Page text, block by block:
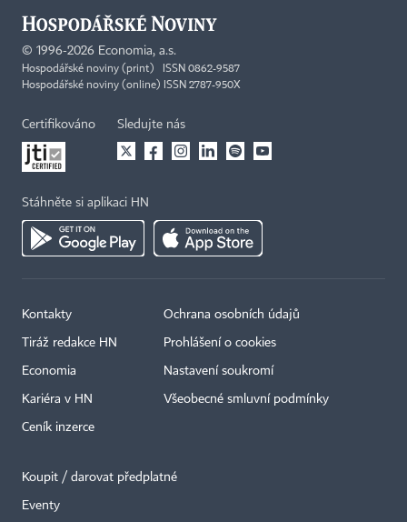
© 1996-2026 Economia, a.s.
Hospodářské noviny (print) ISSN 0862-9587
Hospodářské noviny (online) ISSN 2787-950X
Certifikováno Sledujte nás
Stáhněte si aplikaci HN
Kontakty
Tiráž redakce HN
Economia
Kariéra v HN
Ceník inzerce
Ochrana osobních údajů
Prohlášení o cookies
Nastavení soukromí
Všeobecné smluvní podmínky
Koupit / darovat předplatné
Eventy